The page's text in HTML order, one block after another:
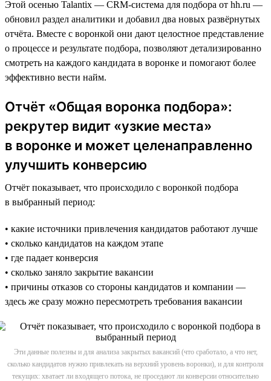
Этой осенью Talantix — CRM-система для подбора от hh.ru —
обновил раздел аналитики и добавил два новых развёрнутых
отчёта. Вместе c воронкой они дают целостное представление
о процессе и результате подбора, позволяют детализированно
смотреть на каждого кандидата в воронке и помогают более
эффективно вести найм.
Отчёт «Общая воронка подбора»:
рекрутер видит «узкие места»
в воронке и может целенаправленно
улучшить конверсию
Отчёт показывает, что происходило с воронкой подбора
в выбранный период:
• какие источники привлечения кандидатов работают лучше
• сколько кандидатов на каждом этапе
• где падает конверсия
• сколько заняло закрытие вакансии
• причины отказов со стороны кандидатов и компании —
здесь же сразу можно пересмотреть требования вакансии
Эти данные полезны и для анализа закрытых вакансий (что сработало, а что нет,
сколько кандидатов нужно привлекать на верхний уровень воронки), и для контроля
текущих: хватает ли входящего потока, не проседают ли конверсии относительно